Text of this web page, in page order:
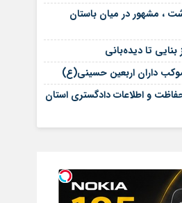
، مشهور در میان باستان
بنایی تا دیده‌بانی
داران اربعین حسینی(ع)
و اطلاعات دادگستری استان